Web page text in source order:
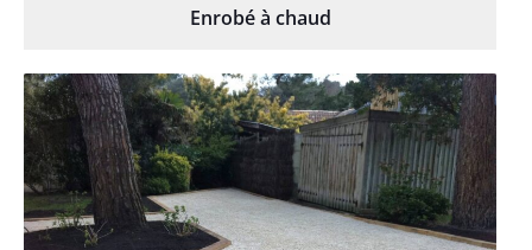
Enrobé à chaud